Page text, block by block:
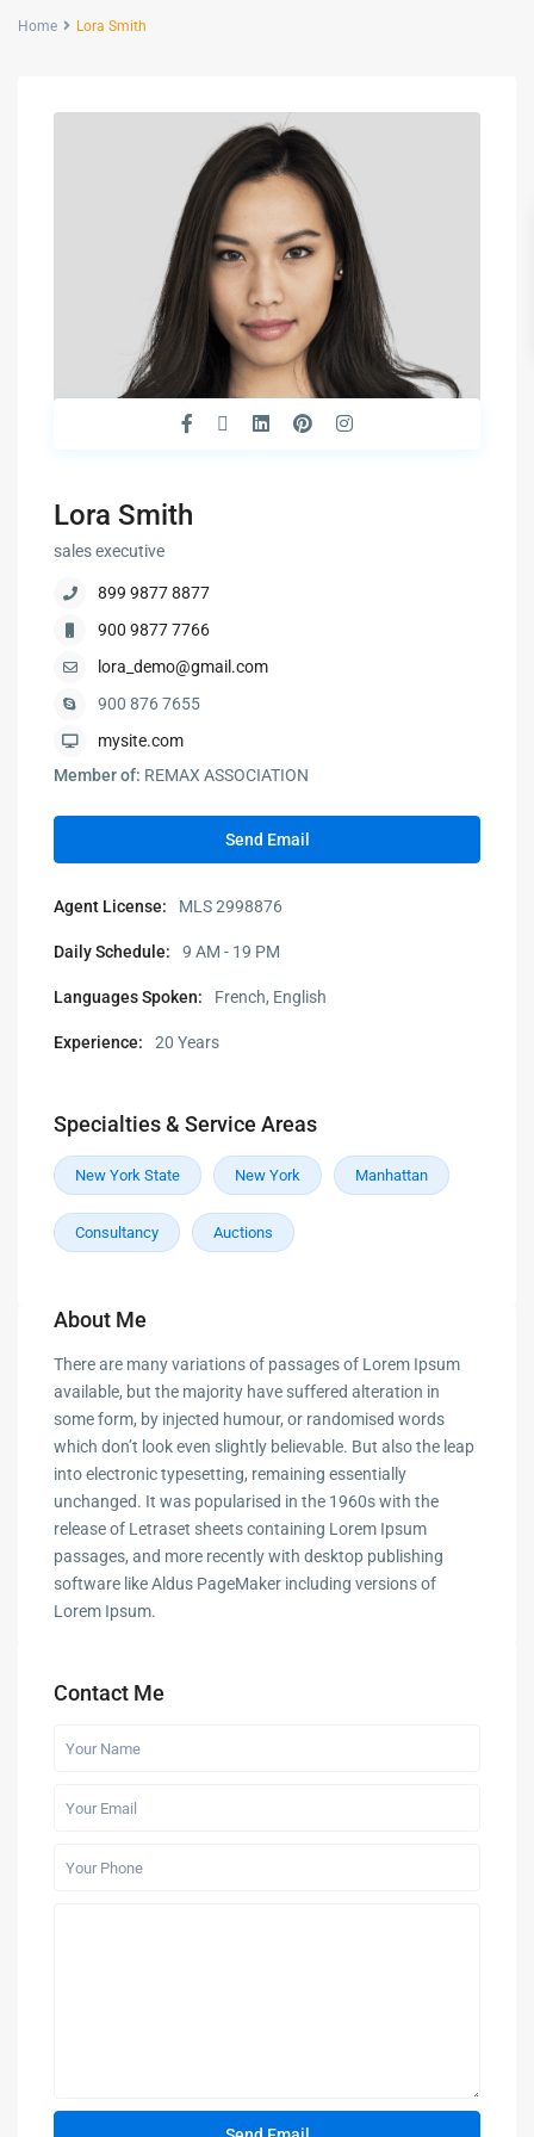
Home Lora Smith
Lora Smith
sales executive
899 9877 8877
900 9877 7766
lora_demo@gmail.com
900 876 7655
mysite.com
Member of: REMAX ASSOCIATION
Send Email
Agent License: MLS 2998876
Daily Schedule: 9 AM - 19 PM
Languages Spoken: French, English
Experience: 20 Years
Specialties & Service Areas
New York State New York Manhattan
Consultancy Auctions
About Me
There are many variations of passages of Lorem Ipsum
available, but the majority have suffered alteration in
some form, by injected humour, or randomised words
which don’t look even slightly believable. But also the leap
into electronic typesetting, remaining essentially
unchanged. It was popularised in the 1960s with the
release of Letraset sheets containing Lorem Ipsum
passages, and more recently with desktop publishing
software like Aldus PageMaker including versions of
Lorem Ipsum.
Contact Me